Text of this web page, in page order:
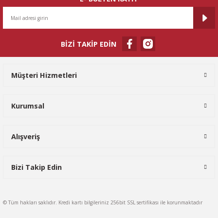
BİZİ TAKİP EDİN
Müşteri Hizmetleri
Kurumsal
Alışveriş
Bizi Takip Edin
© Tüm hakları saklıdır. Kredi kartı bilgileriniz 256bit SSL sertifikası ile korunmaktadır